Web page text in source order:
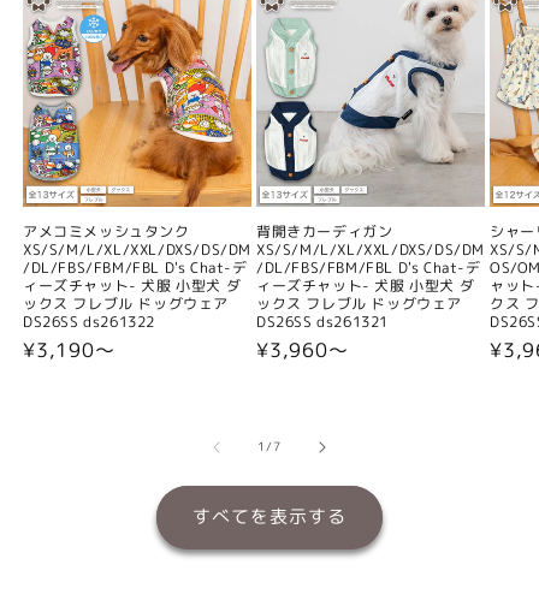
アメコミメッシュタンク
XS/S/M/L/XL/XXL/DXS/DS/DM
/DL/FBS/FBM/FBL D's Chat-デ
ィーズチャット- 犬服 小型犬 ダ
ックス フレブル ドッグウェア
DS26SS ds261322
通
¥3,190〜
背開きカーディガン
XS/S/M/L/XL/XXL/DXS/DS/DM
/DL/FBS/FBM/FBL D's Chat-デ
ィーズチャット- 犬服 小型犬 ダ
ックス フレブル ドッグウェア
DS26SS ds261321
通
¥3,960〜
シャ
XS/
OS/
ャッ
クス
通
1/の
7
すべてを表示する